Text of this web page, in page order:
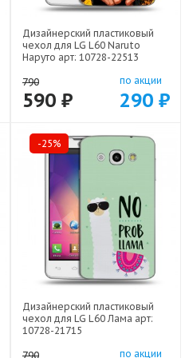
Дизайнерский пластиковый
чехол для LG L60 Naruto
Наруто арт: 10728-22513
790
590 ₽
по акции
290 ₽
-25%
Дизайнерский пластиковый
чехол для LG L60 Лама арт:
10728-21715
790 по акции